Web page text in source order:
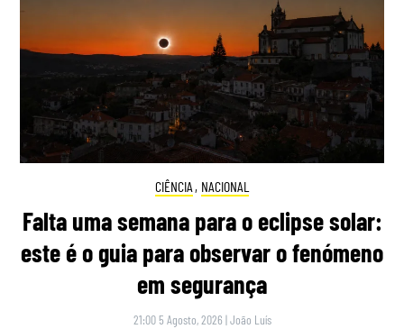
CIÊNCIA , NACIONAL
Falta uma semana para o eclipse solar:
este é o guia para observar o fenómeno
em segurança
21:00 5 Agosto, 2026 |João Luís